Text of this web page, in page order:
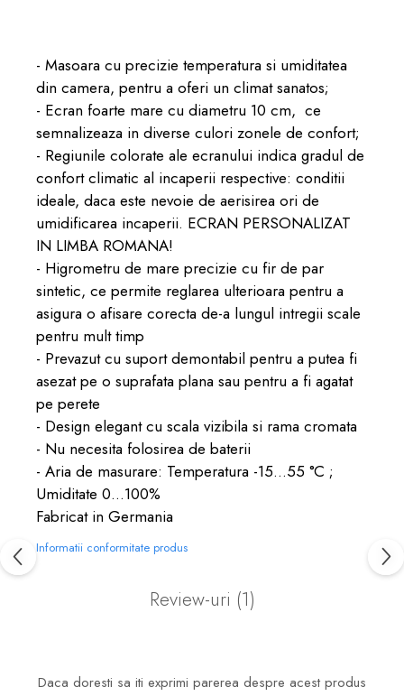
- Masoara cu precizie temperatura si umiditatea
din camera, pentru a oferi un climat sanatos;
- Ecran foarte mare cu diametru 10 cm, ce
semnalizeaza in diverse culori zonele de confort;
- Regiunile colorate ale ecranului indica gradul de
confort climatic al incaperii respective: conditii
ideale, daca este nevoie de aerisirea ori de
umidificarea incaperii. ECRAN PERSONALIZAT
IN LIMBA ROMANA!
- Higrometru de mare precizie cu fir de par
sintetic, ce permite reglarea ulterioara pentru a
asigura o afisare corecta de-a lungul intregii scale
pentru mult timp
- Prevazut cu suport demontabil pentru a putea fi
asezat pe o suprafata plana sau pentru a fi agatat
pe perete
- Design elegant cu scala vizibila si rama cromata
- Nu necesita folosirea de baterii
- Aria de masurare: Temperatura -15...55 °C ;
Umiditate 0...100%
Fabricat in Germania
Informatii conformitate produs
Review-uri (1)
Daca doresti sa iti exprimi parerea despre acest produs